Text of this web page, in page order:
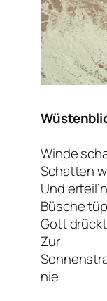
Winde
Schatten
Und
Büsche
Gott
Zur
nie